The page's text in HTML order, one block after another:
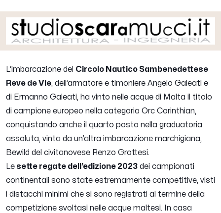
L’imbarcazione del Circolo Nautico Sambenedettese
Reve de Vie, dell’armatore e timoniere Angelo Galeati e
di Ermanno Galeati, ha vinto nelle acque di Malta il titolo
di campione europeo nella categoria Orc Corinthian,
conquistando anche il quarto posto nella graduatoria
assoluta, vinta da un’altra imbarcazione marchigiana,
Bewild del civitanovese Renzo Grottesi.
Le sette regate dell’edizione 2023 dei campionati
continentali sono state estremamente competitive, visti
i distacchi minimi che si sono registrati al termine della
competizione svoltasi nelle acque maltesi. In casa